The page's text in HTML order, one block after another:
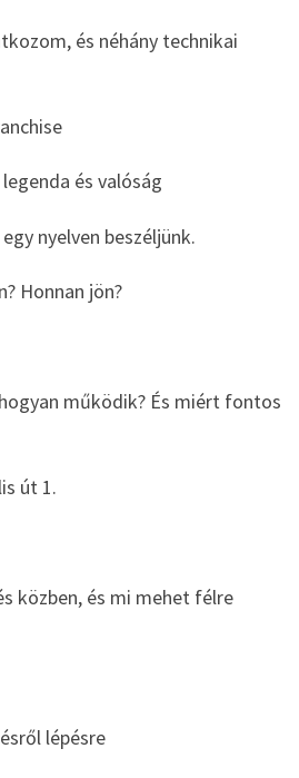
és néhány technikai
és valóság
nyelven beszéljünk.
Honnan jön?
működik? És miért fontos
út 1.
közben, és mi mehet félre
lépésre